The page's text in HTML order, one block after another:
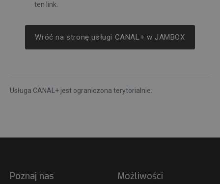
ten link.
Wróć na stronę usługi CANAL+ w JAMBOX
Usługa CANAL+ jest ograniczona terytorialnie.
Poznaj nas Możliwości